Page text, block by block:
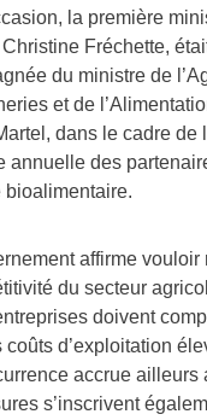
la première
Fréchette,
du ministre de
et de
dans le cadre de
annuelle des
bioalimentaire.
affirme vouloir
du secteur
doivent
coûts d’exploitation
accrue ailleurs
s’inscrivent